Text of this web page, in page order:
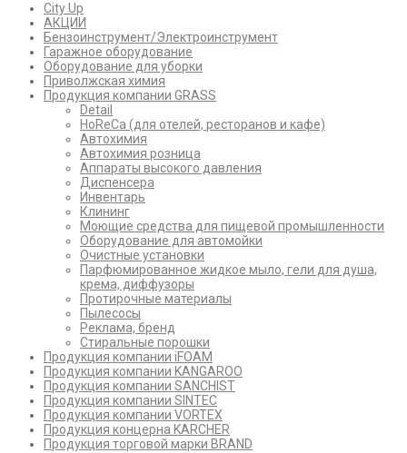
City Up
АКЦИИ
Бензоинструмент/Электроинструмент
Гаражное оборудование
Оборудование для уборки
Приволжская химия
Продукция компании GRASS
Detail
HoReCa (для отелей, ресторанов и кафе)
Автохимия
Автохимия розница
Аппараты высокого давления
Диспенсера
Инвентарь
Клининг
Моющие средства для пищевой промышленности
Оборудование для автомойки
Очистные установки
Парфюмированное жидкое мыло, гели для душа,
крема, диффузоры
Протирочные материалы
Пылесосы
Реклама, бренд
Стиральные порошки
Продукция компании iFOAM
Продукция компании KANGAROO
Продукция компании SANCHIST
Продукция компании SINTEC
Продукция компании VORTEX
Продукция концерна KARCHER
Продукция торговой марки BRAND